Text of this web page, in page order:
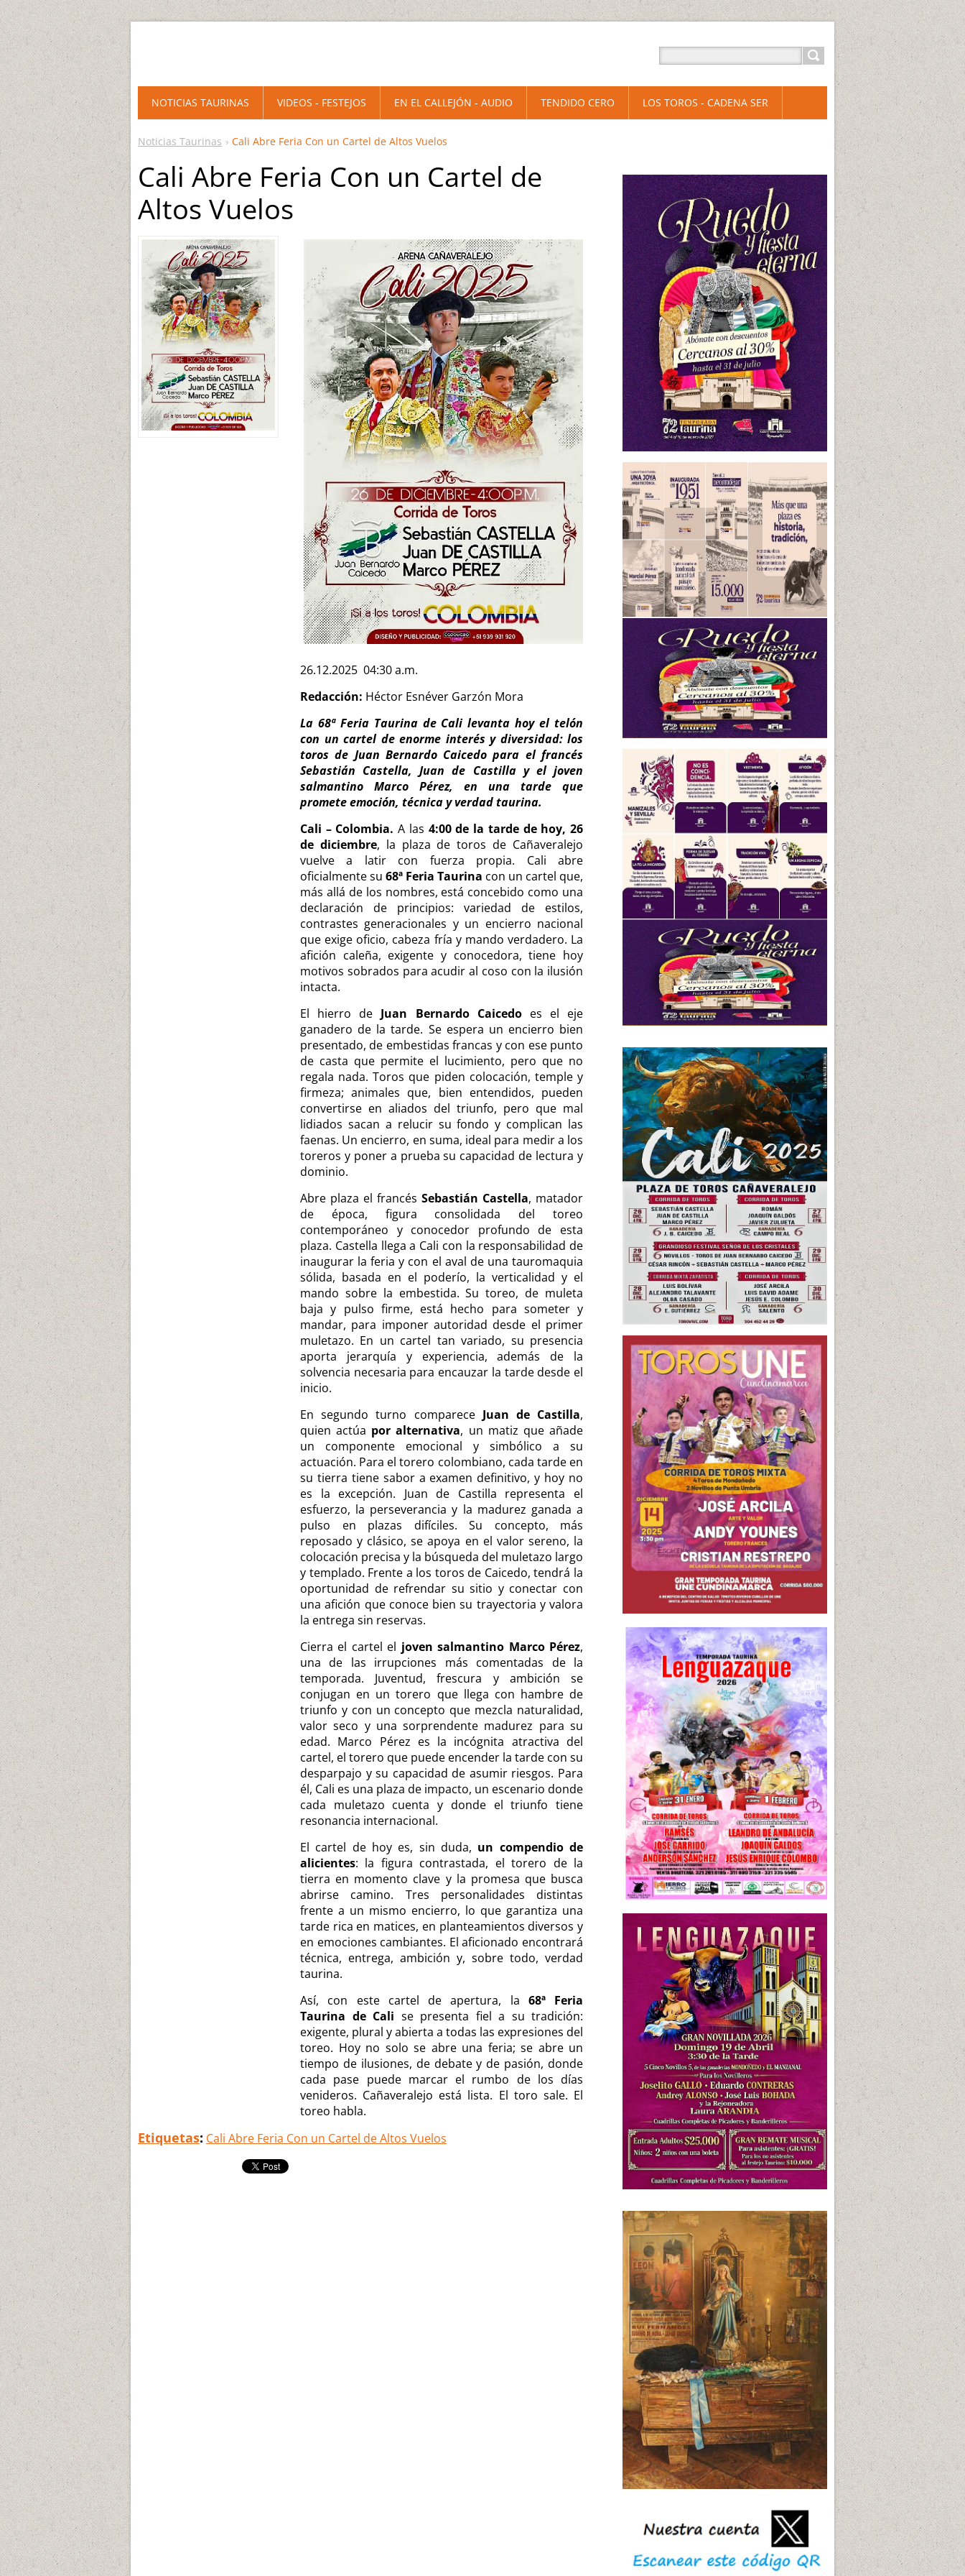
Noticias Taurinas Cali Abre Feria Con un Cartel de Altos Vuelos
Cali Abre Feria Con un Cartel de
Altos Vuelos
26.12.2025 04:30 a.m.
Redacción: Héctor Esnéver Garzón Mora
La 68ª Feria Taurina de Cali levanta hoy el telón
con un cartel de enorme interés y diversidad: los
toros de Juan Bernardo Caicedo para el francés
Sebastián Castella, Juan de Castilla y el joven
salmantino Marco Pérez, en una tarde que
promete emoción, técnica y verdad taurina.
Cali – Colombia.A las 4:00 de la tarde de hoy, 26
de diciembre, la plaza de toros de Cañaveralejo
vuelve a latir con fuerza propia. Cali abre
oficialmente su 68ª Feria Taurina con un cartel que,
más allá de los nombres, está concebido como una
declaración de principios: variedad de estilos,
contrastes generacionales y un encierro nacional
que exige oficio, cabeza fría y mando verdadero. La
afición caleña, exigente y conocedora, tiene hoy
motivos sobrados para acudir al coso con la ilusión
intacta.
El hierro de Juan Bernardo Caicedoes el eje
ganadero de la tarde. Se espera un encierro bien
presentado, de embestidas francas y con ese punto
de casta que permite el lucimiento, pero que no
regala nada. Toros que piden colocación, temple y
firmeza; animales que, bien entendidos, pueden
convertirse en aliados del triunfo, pero que mal
lidiados sacan a relucir su fondo y complican las
faenas. Un encierro, en suma, ideal para medir a los
toreros y poner a prueba su capacidad de lectura y
dominio.
Abre plaza el francés Sebastián Castella, matador
de época, figura consolidada del toreo
contemporáneo y conocedor profundo de esta
plaza. Castella llega a Cali con la responsabilidad de
inaugurar la feria y con el aval de una tauromaquia
sólida, basada en el poderío, la verticalidad y el
mando sobre la embestida. Su toreo, de muleta
baja y pulso firme, está hecho para someter y
mandar, para imponer autoridad desde el primer
muletazo. En un cartel tan variado, su presencia
aporta jerarquía y experiencia, además de la
solvencia necesaria para encauzar la tarde desde el
inicio.
En segundo turno comparece Juan de Castilla,
quien actúa por alternativa, un matiz que añade
un componente emocional y simbólico a su
actuación. Para el torero colombiano, cada tarde en
su tierra tiene sabor a examen definitivo, y hoy no
es la excepción. Juan de Castilla representa el
esfuerzo, la perseverancia y la madurez ganada a
pulso en plazas difíciles. Su concepto, más
reposado y clásico, se apoya en el valor sereno, la
colocación precisa y la búsqueda del muletazo largo
y templado. Frente a los toros de Caicedo, tendrá la
oportunidad de refrendar su sitio y conectar con
una afición que conoce bien su trayectoria y valora
la entrega sin reservas.
Cierra el cartel el joven salmantino Marco Pérez,
una de las irrupciones más comentadas de la
temporada. Juventud, frescura y ambición se
conjugan en un torero que llega con hambre de
triunfo y con un concepto que mezcla naturalidad,
valor seco y una sorprendente madurez para su
edad. Marco Pérez es la incógnita atractiva del
cartel, el torero que puede encender la tarde con su
desparpajo y su capacidad de asumir riesgos. Para
él, Cali es una plaza de impacto, un escenario donde
cada muletazo cuenta y donde el triunfo tiene
resonancia internacional.
El cartel de hoy es, sin duda, un compendio de
alicientes: la figura contrastada, el torero de la
tierra en momento clave y la promesa que busca
abrirse camino. Tres personalidades distintas
frente a un mismo encierro, lo que garantiza una
tarde rica en matices, en planteamientos diversos y
en emociones cambiantes. El aficionado encontrará
técnica, entrega, ambición y, sobre todo, verdad
taurina.
Así, con este cartel de apertura, la 68ª Feria
Taurina de Cali se presenta fiel a su tradición:
exigente, plural y abierta a todas las expresiones del
toreo. Hoy no solo se abre una feria; se abre un
tiempo de ilusiones, de debate y de pasión, donde
cada pase puede marcar el rumbo de los días
venideros. Cañaveralejo está lista. El toro sale. El
toreo habla.
Etiquetas: Cali Abre Feria Con un Cartel de Altos Vuelos
NOTICIAS TAURINAS VIDEOS - FESTEJOS EN EL CALLEJÓN - AUDIO TENDIDO CERO LOS TOROS - CADENA SER